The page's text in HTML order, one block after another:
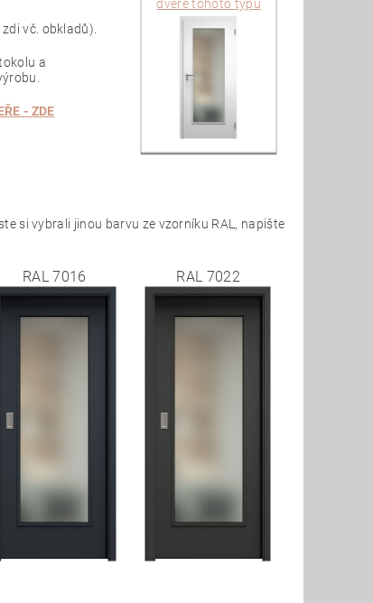
vč. obkladů).
a
- ZDE
dveře tohoto typu
si vybrali jinou barvu ze vzorníku RAL, napište
RAL 7016 RAL 7022